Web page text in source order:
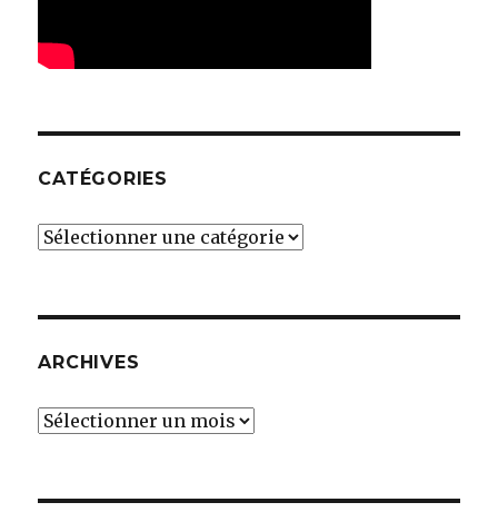
CATÉGORIES
Catégories
ARCHIVES
Archives